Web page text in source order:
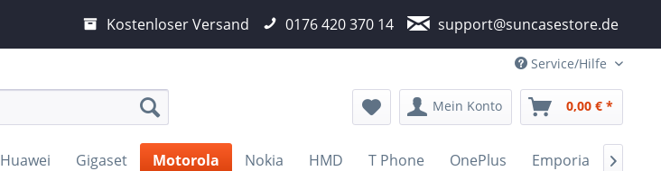
Kostenloser Versand 0176 420 370 14 support@suncasestore.de
Service/Hilfe
Mein Konto 0,00 € *
Huawei Gigaset Motorola Nokia HMD T Phone OnePlus Emporia 